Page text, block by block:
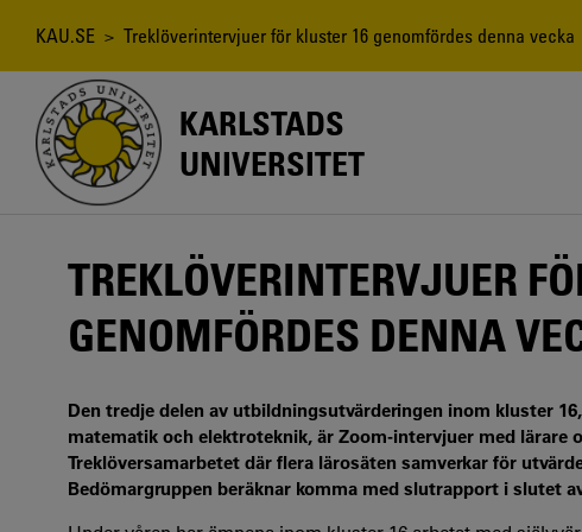
Länkstig
KAU.SE > Treklöverintervjuer för kluster 16 genomfördes denna vecka
KARLSTADS
UNIVERSITET
TREKLÖVERINTERVJUER
GENOMFÖRDES DENNA
Den tredje delen av utbildningsutvärderingen inom kluster
matematik och elektroteknik, är Zoom-intervjuer med lärare
Treklöversamarbetet där flera lärosäten samverkar för
Bedömargruppen beräknar komma med slutrapport i slutet